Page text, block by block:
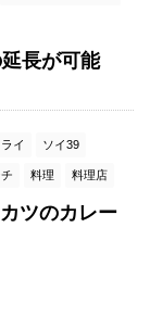
長が可能
イ ソイ39
料理 料理店
ツのカレー